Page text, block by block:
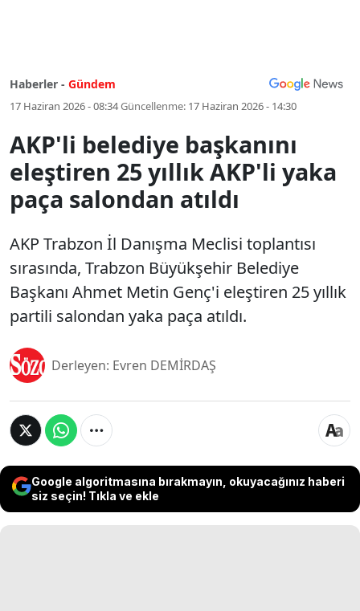
Haberler - Gündem
17 Haziran 2026 - 08:34Güncellenme: 17 Haziran 2026 - 14:30
AKP'li belediye başkanını
eleştiren 25 yıllık AKP'li yaka
paça salondan atıldı
AKP Trabzon İl Danışma Meclisi toplantısı
sırasında, Trabzon Büyükşehir Belediye
Başkanı Ahmet Metin Genç'i eleştiren 25 yıllık
partili salondan yaka paça atıldı.
Derleyen: Evren DEMİRDAŞ
Google algoritmasına bırakmayın, okuyacağınız haberi
siz seçin! Tıkla ve ekle